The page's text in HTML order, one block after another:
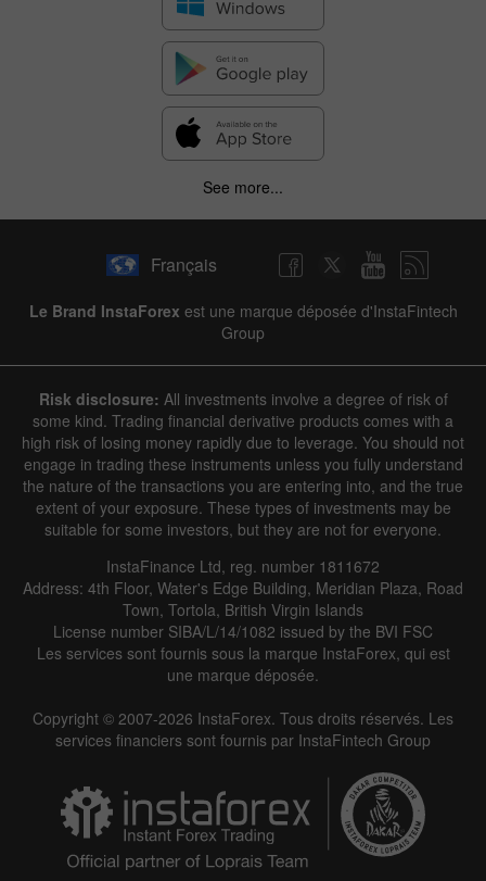
See more...
Français
Le Brand InstaForex est une marque déposée d'InstaFintech
Group
Risk disclosure: All investments involve a degree of risk of
some kind. Trading financial derivative products comes with a
high risk of losing money rapidly due to leverage. You should not
engage in trading these instruments unless you fully understand
the nature of the transactions you are entering into, and the true
extent of your exposure. These types of investments may be
suitable for some investors, but they are not for everyone.
InstaFinance Ltd, reg. number 1811672
Address: 4th Floor, Water's Edge Building, Meridian Plaza, Road
Town, Tortola, British Virgin Islands
License number SIBA/L/14/1082 issued by the BVI FSC
Les services sont fournis sous la marque InstaForex, qui est
une marque déposée.
Copyright © 2007-2026 InstaForex. Tous droits réservés. Les
services financiers sont fournis par InstaFintech Group